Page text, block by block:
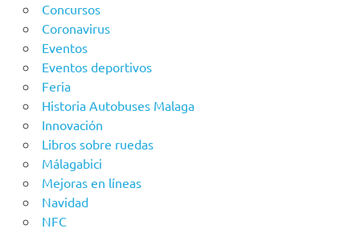
Concursos
Coronavirus
Eventos
Eventos deportivos
Feria
Historia Autobuses Malaga
Innovación
Libros sobre ruedas
Málagabici
Mejoras en líneas
Navidad
NFC